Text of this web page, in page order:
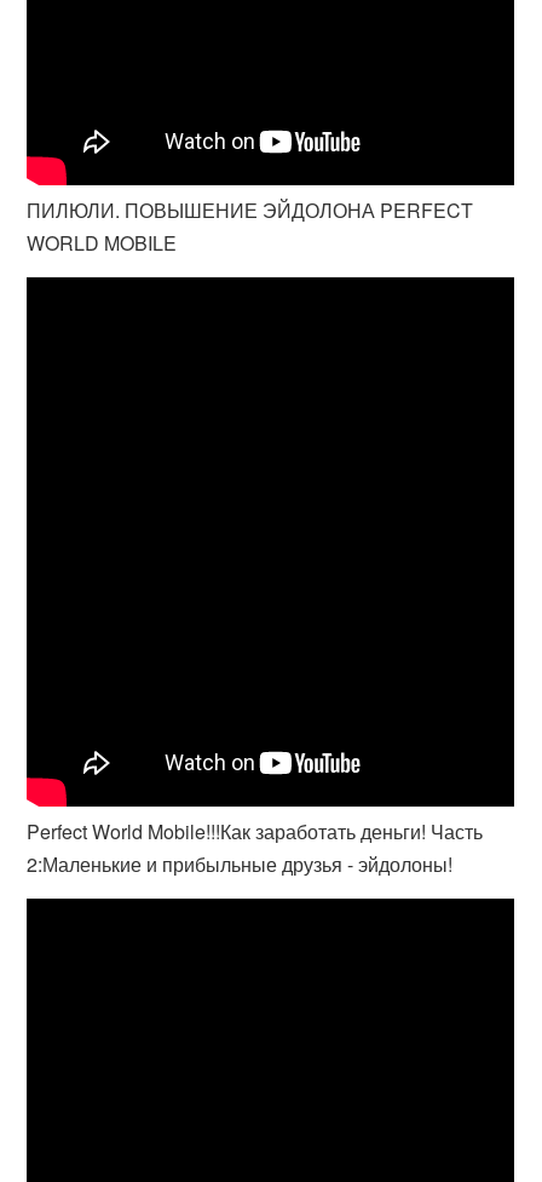
ПИЛЮЛИ. ПОВЫШЕНИЕ ЭЙДОЛОНА PERFECT
WORLD MOBILE
Perfect World Mobile!!!Как заработать деньги! Часть
2:Маленькие и прибыльные друзья - эйдолоны!